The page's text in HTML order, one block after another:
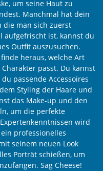
um seine Haut zu
Manchmal hat dein
die man sich zuerst
aufgefrischt ist, kannst du
Outfit auszusuchen.
heraus, welche Art
passt. Du kannst
passende Accessoires
Styling der Haare und
das Make-up und den
um die perfekte
wird
professionelles
seinem neuen Look
Porträt schießen, um
Sag Cheese!